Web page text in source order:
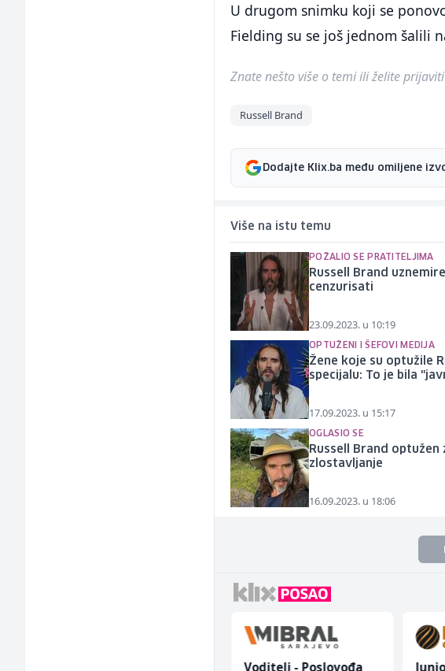
U drugom snimku koji se
Fielding su se još jednom šalili
Znate nešto više o temi ili želite
Russell Brand
Dodajte Klix.ba među omiljene
Više na istu temu
POŽALIO SE PRATITELJIMA
Russell Brand
cenzurisati
23.09.2023. u 10:19
OPTUŽENI I ŠEFOVI MEDIJA
Žene koje su optužile
specijalu: To je bila
17.09.2023. u 15:17
OGLASIO SE
Russell Brand
zlostavljanje
16.09.2023. u 18:06
Voditelj - Poslovođa